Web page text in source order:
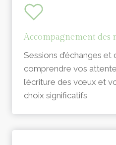
Accompagnement des
Sessions d’échanges
comprendre vos
l’écriture des vœux et
choix significatifs